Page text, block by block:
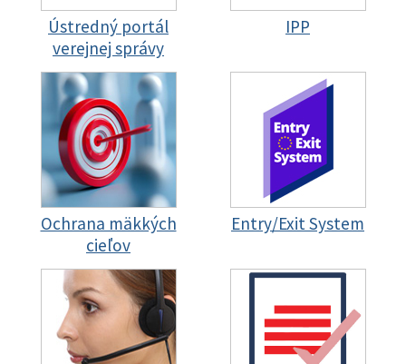
Ústredný portál
verejnej správy
IPP
Ochrana mäkkých
cieľov
Entry/Exit System